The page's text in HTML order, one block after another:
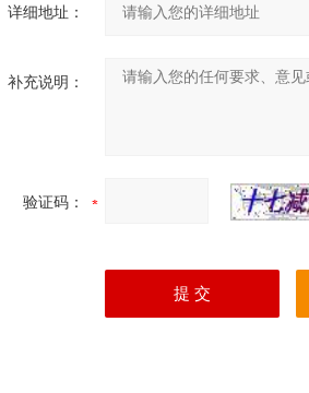
详细地址：
补充说明：
验证码：